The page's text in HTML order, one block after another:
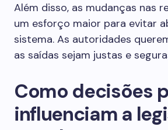
Além disso, as mudanças nas
um esforço maior para evitar
sistema. As autoridades
as saídas sejam justas e
Como decisões
influenciam a